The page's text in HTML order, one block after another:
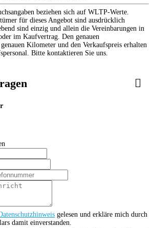
beziehen sich auf WLTP-Werte.
für dieses Angebot sind ausdrücklich
sind einzig und allein die Vereinbarungen in
im Kaufvertrag. Den genauen
Kilometer und den Verkaufspreis erhalten
Bitte kontaktieren Sie uns.
gelesen und erkläre mich durch
damit einverstanden.